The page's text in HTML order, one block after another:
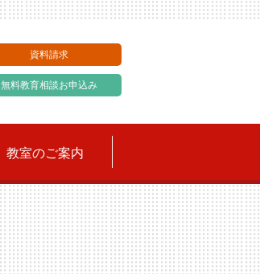
資料請求
無料教育相談お申込み
教室のご案内